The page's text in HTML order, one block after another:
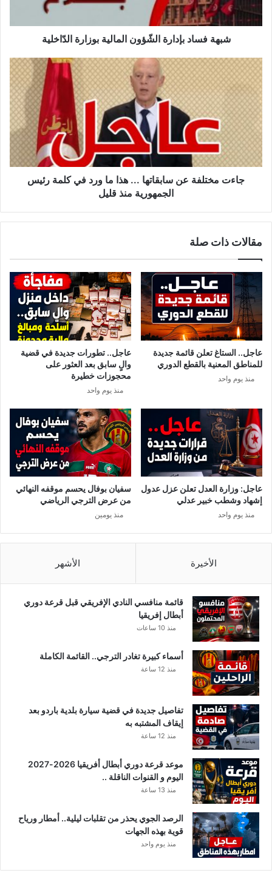
ب
ا
ر
ة
ا
ل
شّ
ؤ
و
ن
ي
ر
ة
ا
ل
دّ
ل
ي
ة
شبهة فساد بإدارة الشّؤون المالية بوزارة الدّاخلية
ج
ا
ء
ت
م
خ
ت
ل
ف
ب
.
.
ه
ذ
ا
و
ر
د
ف
ي
ل
ر
ا
ج
ه
و
ر
ة
ذ
ق
ل
جاءت مختلفة عن سابقاتها ... هذا ما ورد في كلمة رئيس
الجمهورية منذ قليل
مقالات ذات صلة
عاجل.. الستاغ تعلن قائمة جديدة
للمناطق المعنية بالقطع الدوري
منذ يوم واحد
عاجل.. تطورات جديدة في قضية
والٍ سابق بعد العثور على
محجوزات خطيرة
منذ يوم واحد
عاجل: وزارة العدل تعلن عزل عدول
إشهاد وشطب خبير عدلي
منذ يوم واحد
سفيان بوفال يحسم موقفه النهائي
من عرض الترجي الرياضي
منذ يومين
الأخيرة الأشهر
قائمة منافسي النادي الإفريقي قبل قرعة دوري
أبطال إفريقيا
منذ 10 ساعات
أسماء كبيرة تغادر الترجي.. القائمة الكاملة
منذ 12 ساعة
تفاصيل جديدة في قضية سيارة بلدية باردو بعد
إيقاف المشتبه به
منذ 12 ساعة
موعد قرعة دوري أبطال أفريقيا 2026-2027
اليوم و القنوات الناقلة ..
منذ 13 ساعة
الرصد الجوي يحذر من تقلبات ليلية.. أمطار ورياح
قوية بهذه الجهات
منذ يوم واحد